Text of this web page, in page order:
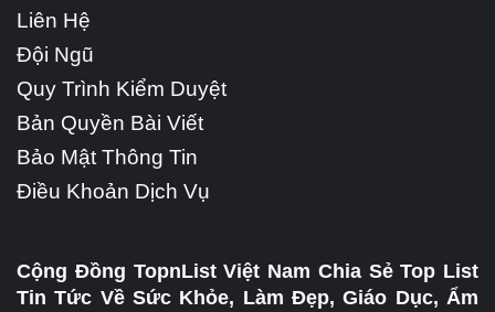
Liên Hệ
Đội Ngũ
Quy Trình Kiểm Duyệt
Bản Quyền Bài Viết
Bảo Mật Thông Tin
Điều Khoản Dịch Vụ
Cộng Đồng TopnList Việt Nam Chia Sẻ Top List
Tin Tức Về Sức Khỏe, Làm Đẹp, Giáo Dục, Ẩm